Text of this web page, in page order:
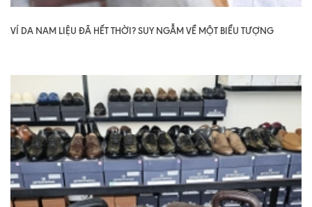
VÍ DA NAM LIỆU ĐÃ HẾT THỜI? SUY NGẪM VỀ MỘT BIỂU TƯỢNG